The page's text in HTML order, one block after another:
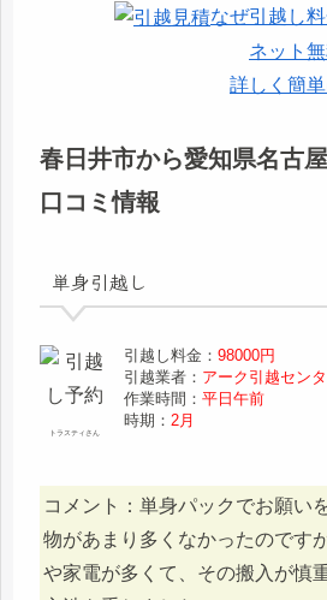
なぜ引越し
ネット
詳しく簡
春日井市から愛知県名古
口コミ情報
単身引越し
トラスティさん
引越し料金：98000円
引越業者： アーク引越セン
作業時間：平日午前
時期： 2月
コメント：単身パックでお願い
物があまり多くなかったのです
や家電が多くて、その搬入が慎